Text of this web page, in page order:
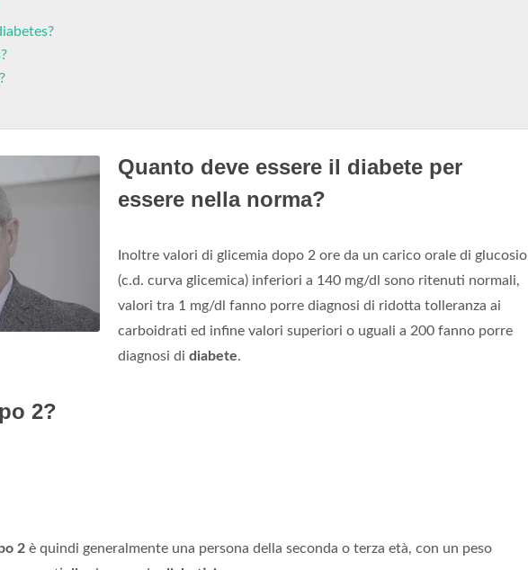
Quanto deve essere il diabete per
essere nella norma?
Inoltre valori di glicemia dopo 2 ore da un carico orale di glucosio
(c.d. curva glicemica) inferiori a 140 mg/dl sono ritenuti normali,
valori tra 1 mg/dl fanno porre diagnosi di ridotta tolleranza ai
carboidrati ed infine valori superiori o uguali a 200 fanno porre
diagnosi di diabete.
2?
2 è quindi generalmente una persona della seconda o terza età, con un peso